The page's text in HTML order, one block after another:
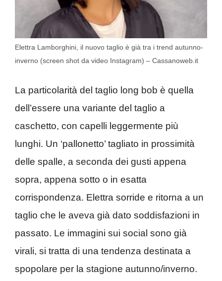
Elettra Lamborghini, il nuovo taglio è già tra i trend autunno-
inverno (screen shot da video Instagram) – Cassanoweb.it
La particolarità del taglio long bob è quella
dell’essere una variante del taglio a
caschetto, con capelli leggermente più
lunghi. Un ‘pallonetto’ tagliato in prossimità
delle spalle, a seconda dei gusti appena
sopra, appena sotto o in esatta
corrispondenza. Elettra sorride e ritorna a un
taglio che le aveva già dato soddisfazioni in
passato. Le immagini sui social sono già
virali, si tratta di una tendenza destinata a
spopolare per la stagione autunno/inverno.